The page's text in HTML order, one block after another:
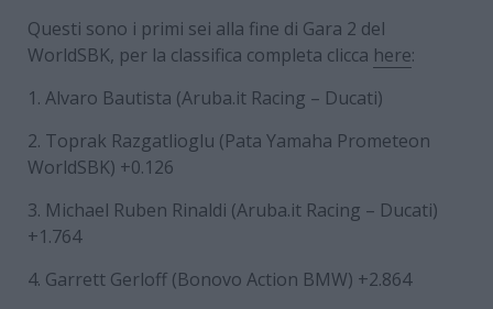
Questi sono i primi sei alla fine di Gara 2 del
WorldSBK, per la classifica completa clicca here:
1. Alvaro Bautista (Aruba.it Racing – Ducati)
2. Toprak Razgatlioglu (Pata Yamaha Prometeon
WorldSBK) +0.126
3. Michael Ruben Rinaldi (Aruba.it Racing – Ducati)
+1.764
4. Garrett Gerloff (Bonovo Action BMW) +2.864